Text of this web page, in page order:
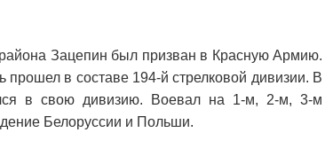
Зацепин был призван в Красную Армию.
в составе 194-й стрелковой дивизии. В
в свою дивизию. Воевал на 1-м, 2-м, 3-м
Белоруссии и Польши.